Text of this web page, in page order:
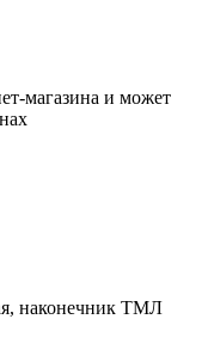
магазина и может
наконечник ТМЛ